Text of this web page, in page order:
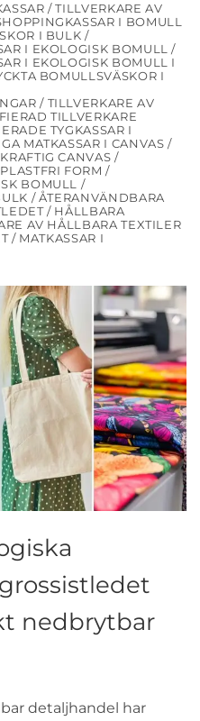
/ TILLVERKARE AV
I BOMULL
I BULK /
I EKOLOGISK BOMULL /
I EKOLOGISK BOMULL I
BOMULLSVÄSKOR I
/ TILLVERKARE AV
TILLVERKARE
TYGKASSAR I
MATKASSAR I CANVAS /
CANVAS /
FORM /
BOMULL /
/ ÅTERANVÄNDBARA
/ HÅLLBARA
AV HÅLLBARA TEXTILER
/ MATKASSAR I
nedbrytbar
detaljhandel har